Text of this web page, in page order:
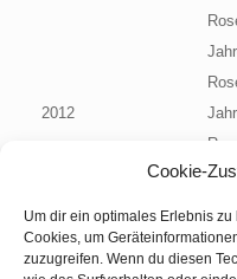
Cookie-
Um dir ein optimales Erlebnis
Cookies, um
zuzugreifen. Wenn du diesen
2012